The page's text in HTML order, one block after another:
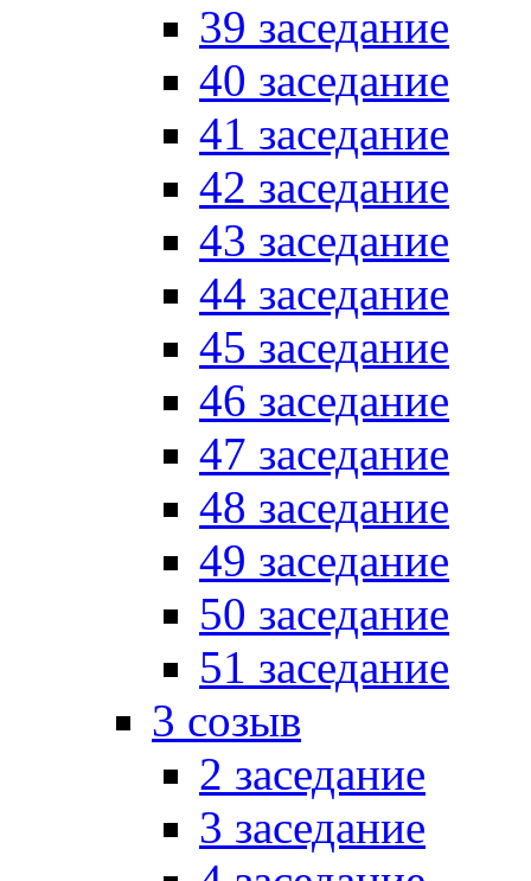
39 заседание
40 заседание
41 заседание
42 заседание
43 заседание
44 заседание
45 заседание
46 заседание
47 заседание
48 заседание
49 заседание
50 заседание
51 заседание
3 созыв
2 заседание
3 заседание